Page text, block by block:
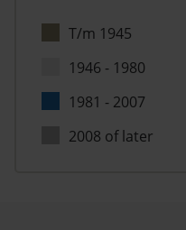
T/m 1945
1946 - 1980
1981 - 2007
2008 of later